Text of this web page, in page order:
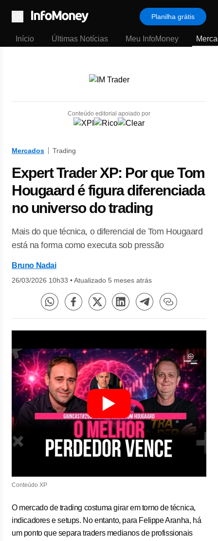
Menu
Planilha grátis
Início Últimas Notícias Meu InfoMoney
Conteúdo editorial apoiado por
Mercados Trading
Expert Trader XP: Por que Tom
Hougaard é figura diferenciada
no universo do trading
Mais do que técnica, o diferencial de Tom Hougaard
está na forma como executa sob pressão
Bruno Nadai
26/03/2026 10h33 •Atualizado 5 meses atrás
Conteúdo XP
O mercado de trading costuma girar em torno de técnica,
indicadores e setups. No entanto, para Felippe Aranha, há
um ponto que separa traders medianos de profissionais